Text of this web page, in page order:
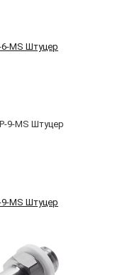
MS Штуцер
MS Штуцер